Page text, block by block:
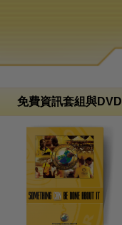
免費資訊套組與DVD